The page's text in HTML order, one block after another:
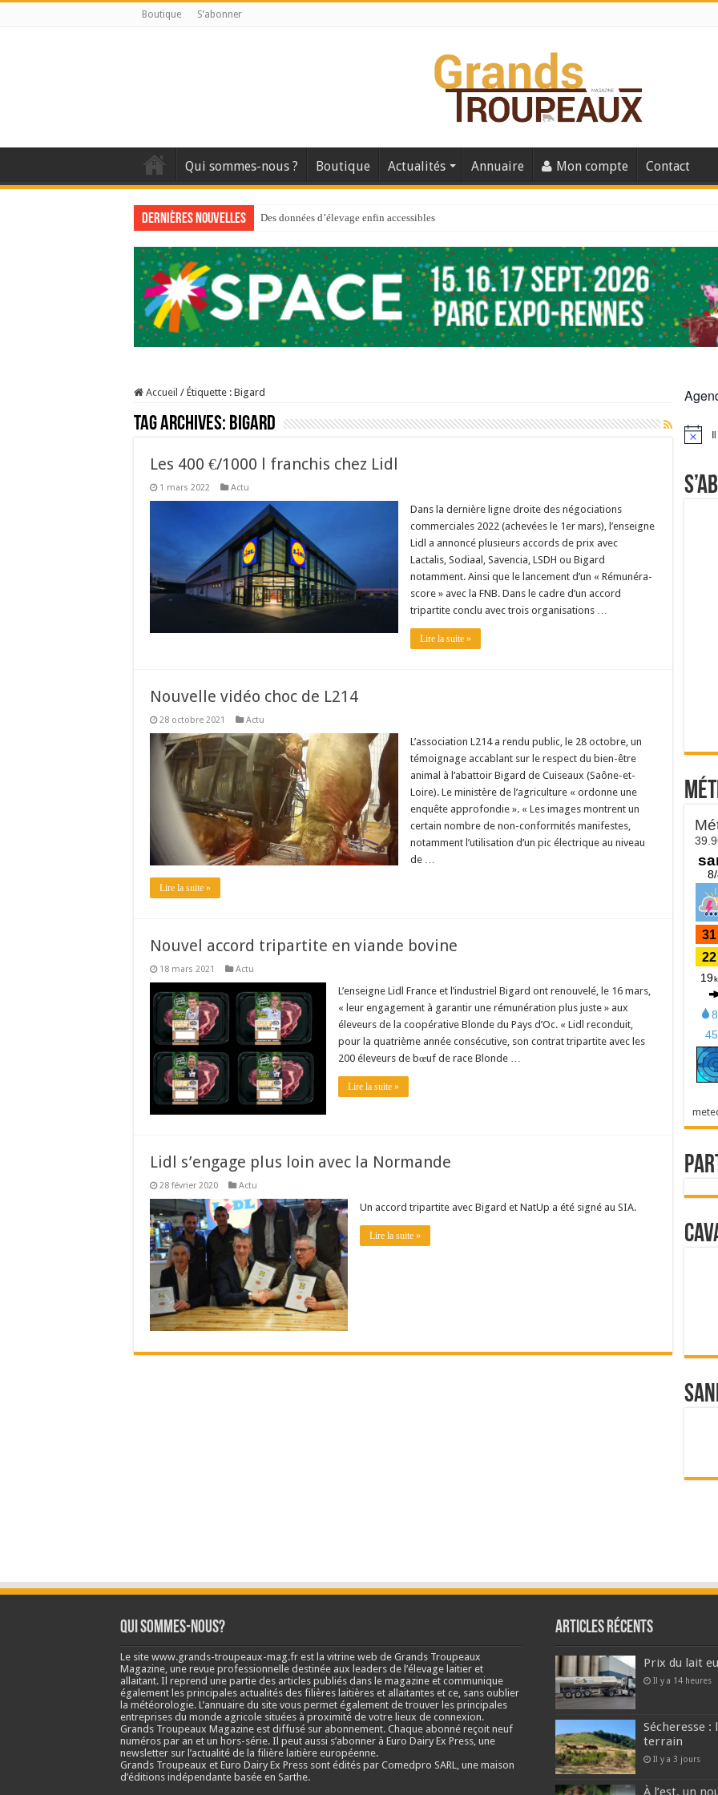
Boutique S’abonner
Qui sommes-nous ? Boutique Actualités Annuaire Mon compte Contact
Dernières nouvelles Des données d’élevage enfin accessibles
Au sommaire du premier numéro de 2025
Au sommaire de GTM 110
Aidez-nous à améliorer la santé de vos veaux !
Au sommaire de GTM 91
Sécheresse : les éleveurs réclament des expertises de terrain
À l’est, un nouveau virus
Accueil / Étiquette : Bigard
Tag Archives: Bigard
Les 400 €/1000 l franchis chez Lidl
1 mars 2022 Actu
Dans la dernière ligne droite des négociations
commerciales 2022 (achevées le 1er mars), l’enseigne
Lidl a annoncé plusieurs accords de prix avec
Lactalis, Sodiaal, Savencia, LSDH ou Bigard
notamment. Ainsi que le lancement d’un « Rémunéra-
score » avec la FNB. Dans le cadre d’un accord
tripartite conclu avec trois organisations …
Lire la suite »
Nouvelle vidéo choc de L214
28 octobre 2021 Actu
L’association L214 a rendu public, le 28 octobre, un
témoignage accablant sur le respect du bien-être
animal à l’abattoir Bigard de Cuiseaux (Saône-et-
Loire). Le ministère de l’agriculture « ordonne une
enquête approfondie ». « Les images montrent un
certain nombre de non-conformités manifestes,
notamment l’utilisation d’un pic électrique au niveau
de …
Lire la suite »
Nouvel accord tripartite en viande bovine
18 mars 2021 Actu
L’enseigne Lidl France et l’industriel Bigard ont renouvelé, le 16 mars,
« leur engagement à garantir une rémunération plus juste » aux
éleveurs de la coopérative Blonde du Pays d’Oc. « Lidl reconduit,
pour la quatrième année consécutive, son contrat tripartite avec les
200 éleveurs de bœuf de race Blonde …
Lire la suite »
Lidl s’engage plus loin avec la Normande
28 février 2020 Actu
Un accord tripartite avec Bigard et NatUp a été signé au SIA.
Lire la suite »
Notice
Qui sommes-nous?
Le site www.grands-troupeaux-mag.fr est la vitrine web de Grands Troupeaux
Magazine, une revue professionnelle destinée aux leaders de l’élevage laitier et
allaitant. Il reprend une partie des articles publiés dans le magazine et communique
également les principales actualités des filières laitières et allaitantes et ce, sans oublier
la météorologie. L’annuaire du site vous permet également de trouver les principales
entreprises du monde agricole situées à proximité de votre lieux de connexion.
Grands Troupeaux Magazine est diffusé sur abonnement. Chaque abonné reçoit neuf
numéros par an et un hors-série. Il peut aussi s’abonner à Euro Dairy Ex Press, une
newsletter sur l’actualité de la filière laitière européenne.
Grands Troupeaux et Euro Dairy Ex Press sont édités par Comedpro SARL, une maison
d’éditions indépendante basée en Sarthe.
Articles récents
Prix du lait
Il y a 14 heures
Sécheresse
terrain
Il y a 3 jours
À l’est, un